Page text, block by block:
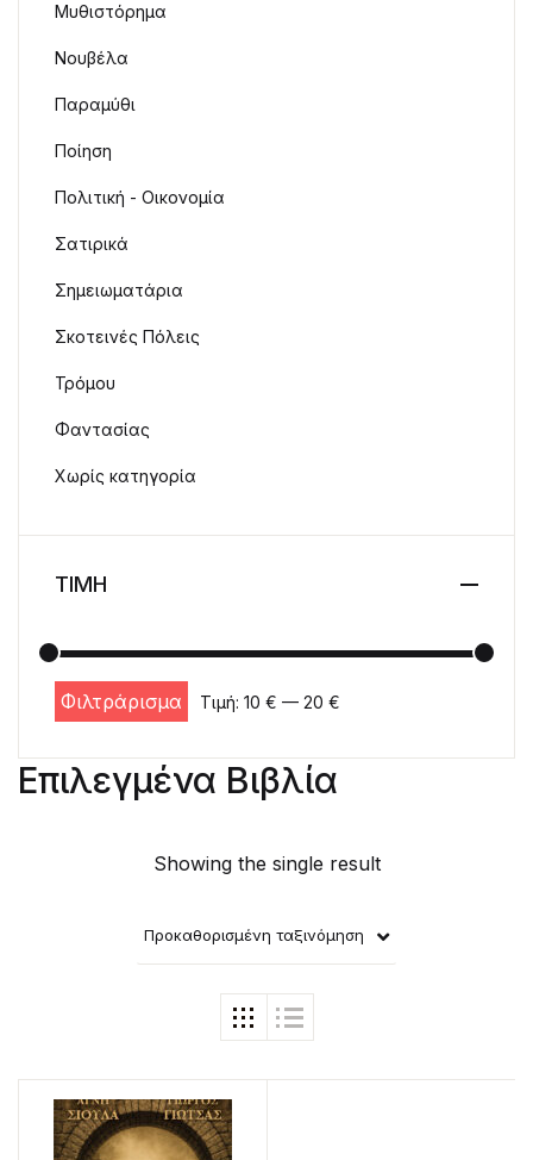
Επιλεγμένα Βιβλία
Showing the single result
Προκαθορισμένη ταξινόμηση
Μυθιστόρημα
Νουβέλα
Παραμύθι
Ποίηση
Πολιτική - Οικονομία
Σατιρικά
Σημειωματάρια
Σκοτεινές Πόλεις
Τρόμου
Φαντασίας
Χωρίς κατηγορία
ΤΙΜΗ
Ελάχιστη τιμή
Μέγιστη τιμή
Φιλτράρισμα Τιμή: 10 € — 20 €